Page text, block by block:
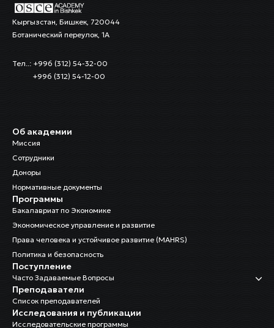
Кыргызстан, Бишкек, 720044
Ботанический переулок, 1А
Тел..: +996 (312) 54-32-00
+996 (312) 54-12-00
Об академии
Миссия
Сотрудники
Доноры
Нормативные документы
Программы
Бакалавриат по Экономике
Экономическое управление и развитие
Права человека и устойчивое развитие (MAHRS)
Политика и безопасность
Поступление
Часто Задаваемые Вопросы
Преподаватели
Список преподавателей
Исследования и публикации
Исследовательские программы